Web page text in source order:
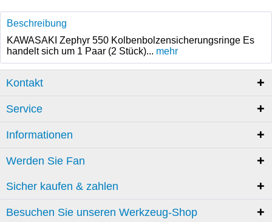
Beschreibung
KAWASAKI Zephyr 550 Kolbenbolzensicherungsringe Es
handelt sich um 1 Paar (2 Stück)... mehr
Kontakt
Service
Informationen
Werden Sie Fan
Sicher kaufen & zahlen
Besuchen Sie unseren Werkzeug-Shop